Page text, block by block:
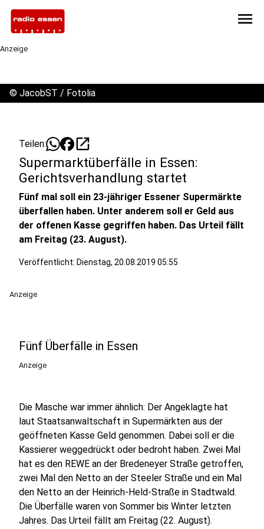
menu
Anzeige
© JacobST / Fotolia
Teilen: open_in_new
Supermarktüberfälle in Essen:
Gerichtsverhandlung startet
Fünf mal soll ein 23-jähriger Essener Supermärkte
überfallen haben. Unter anderem soll er Geld aus
der offenen Kasse gegriffen haben. Das Urteil fällt
am Freitag (23. August).
Veröffentlicht: Dienstag, 20.08.2019 05:55
Anzeige
Fünf Überfälle in Essen
Anzeige
Die Masche war immer ähnlich: Der Angeklagte hat
laut Staatsanwaltschaft in Supermärkten aus der
geöffneten Kasse Geld genommen. Dabei soll er die
Kassierer weggedrückt oder bedroht haben. Zwei Mal
hat es den REWE an der Bredeneyer Straße getroffen,
zwei Mal den Netto an der Steeler Straße und ein Mal
den Netto an der Heinrich-Held-Straße in Stadtwald.
Die Überfälle waren von Sommer bis Winter letzten
Jahres. Das Urteil fällt am Freitag (22. August).